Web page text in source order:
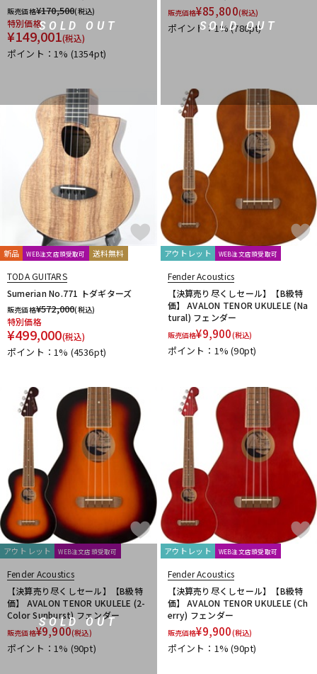
SOLD OUT
販売価格¥170,500(税込)
特別価格
¥149,001(税込)
ポイント：1% (1354pt)
SOLD OUT
販売価格¥85,800(税込)
ポイント：1%(780pt)
新品 WEB注文店頭受取可 送料無料
TODA GUITARS
Sumerian No.771 トダギターズ
販売価格¥572,000(税込)
特別価格
¥499,000(税込)
ポイント：1% (4536pt)
アウトレット WEB注文店頭受取可
Fender Acoustics
【決算売り尽くしセール】【B級特
価】 AVALON TENOR UKULELE (Na
tural) フェンダー
販売価格¥9,900(税込)
ポイント：1%(90pt)
SOLD OUT
アウトレット WEB注文店頭受取可
Fender Acoustics
【決算売り尽くしセール】【B級特
価】 AVALON TENOR UKULELE (2-
Color Sunburst) フェンダー
販売価格¥9,900(税込)
ポイント：1% (90pt)
アウトレット WEB注文店頭受取可
Fender Acoustics
【決算売り尽くしセール】【B級特
価】 AVALON TENOR UKULELE (Ch
erry) フェンダー
販売価格¥9,900(税込)
ポイント：1%(90pt)